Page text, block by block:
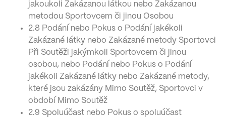
jakoukoli Zakázanou látkou nebo Zakázanou
metodou Sportovcem či jinou Osobou
2.8 Podání nebo Pokus o Podání jakékoli
Zakázané látky nebo Zakázané metody Sportovci
Při Soutěži jakýmkoli Sportovcem či jinou
osobou, nebo Podání nebo Pokus o Podání
jakékoli Zakázané látky nebo Zakázané metody,
které jsou zakázány Mimo Soutěž, Sportovci v
období Mimo Soutěž
2.9 Spoluúčast nebo Pokus o spoluúčast